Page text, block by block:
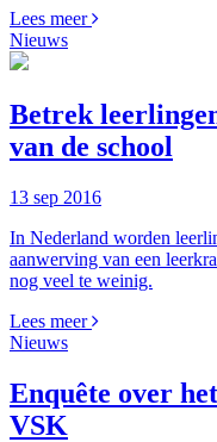
Lees meer
Nieuws
Betrek
van de school
13 sep 2016
In Nederland worden
aanwerving van een
nog veel te weinig.
Lees meer
Nieuws
Enquête over
VSK